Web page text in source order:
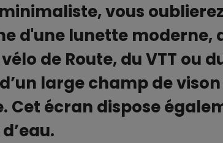
vous
d'une lunette moderne,
de Route, du VTT ou
large champ de vison
écran dispose